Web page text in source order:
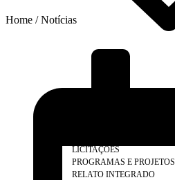
LICITAÇÕES
PROGRAMAS E PROJETOS
RELATO INTEGRADO
Home / Notícias